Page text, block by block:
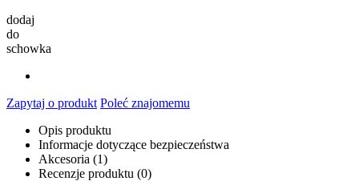
dodaj
do
schowka
Zapytaj o produkt Poleć znajomemu
Opis produktu
Informacje dotyczące bezpieczeństwa
Akcesoria (1)
Recenzje produktu (0)